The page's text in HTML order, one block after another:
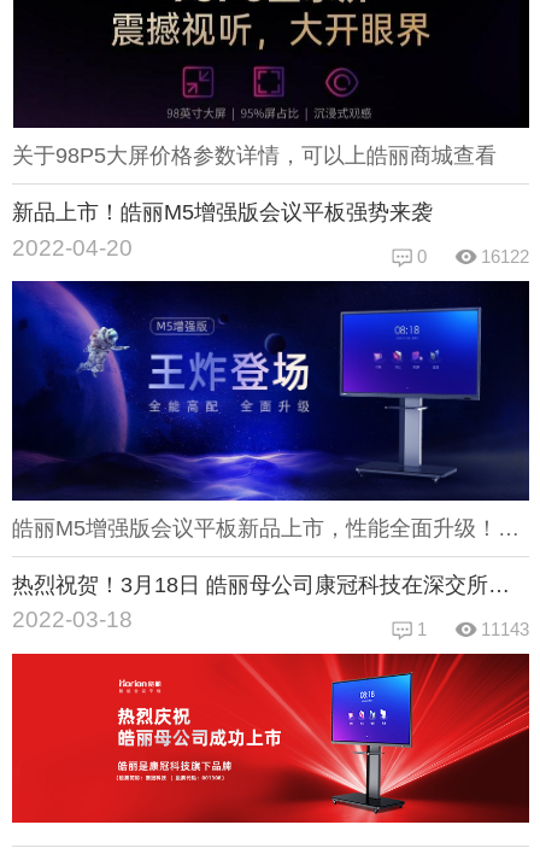
关于98P5大屏价格参数详情，可以上皓丽商城查看
新品上市！皓丽M5增强版会议平板强势来袭
2022-04-20 0 16122
皓丽M5增强版会议平板新品上市，性能全面升级！这次M5增强版采用的是Mali-G52芯片，A73架构四核CPU，性能较上代提升了167%，并内置8G+64G的超大处理内存，再大型的软件也可以行云般流畅；另外相比上一代会议平板，M5增强版还首次采用了双4K显示屏幕，即4K分辨率+4K Ui界面，动态画质更清晰细腻，技术引领行业！这次皓丽M5增强版会议平板性能和配置都得到大提升，但在价格上还享受一定优惠，如果想了解优惠活动和商品详情，请上皓丽商城查看购买，现货现销！
热烈祝贺！3月18日 皓丽母公司康冠科技在深交所成功上市
2022-03-18 1 11143